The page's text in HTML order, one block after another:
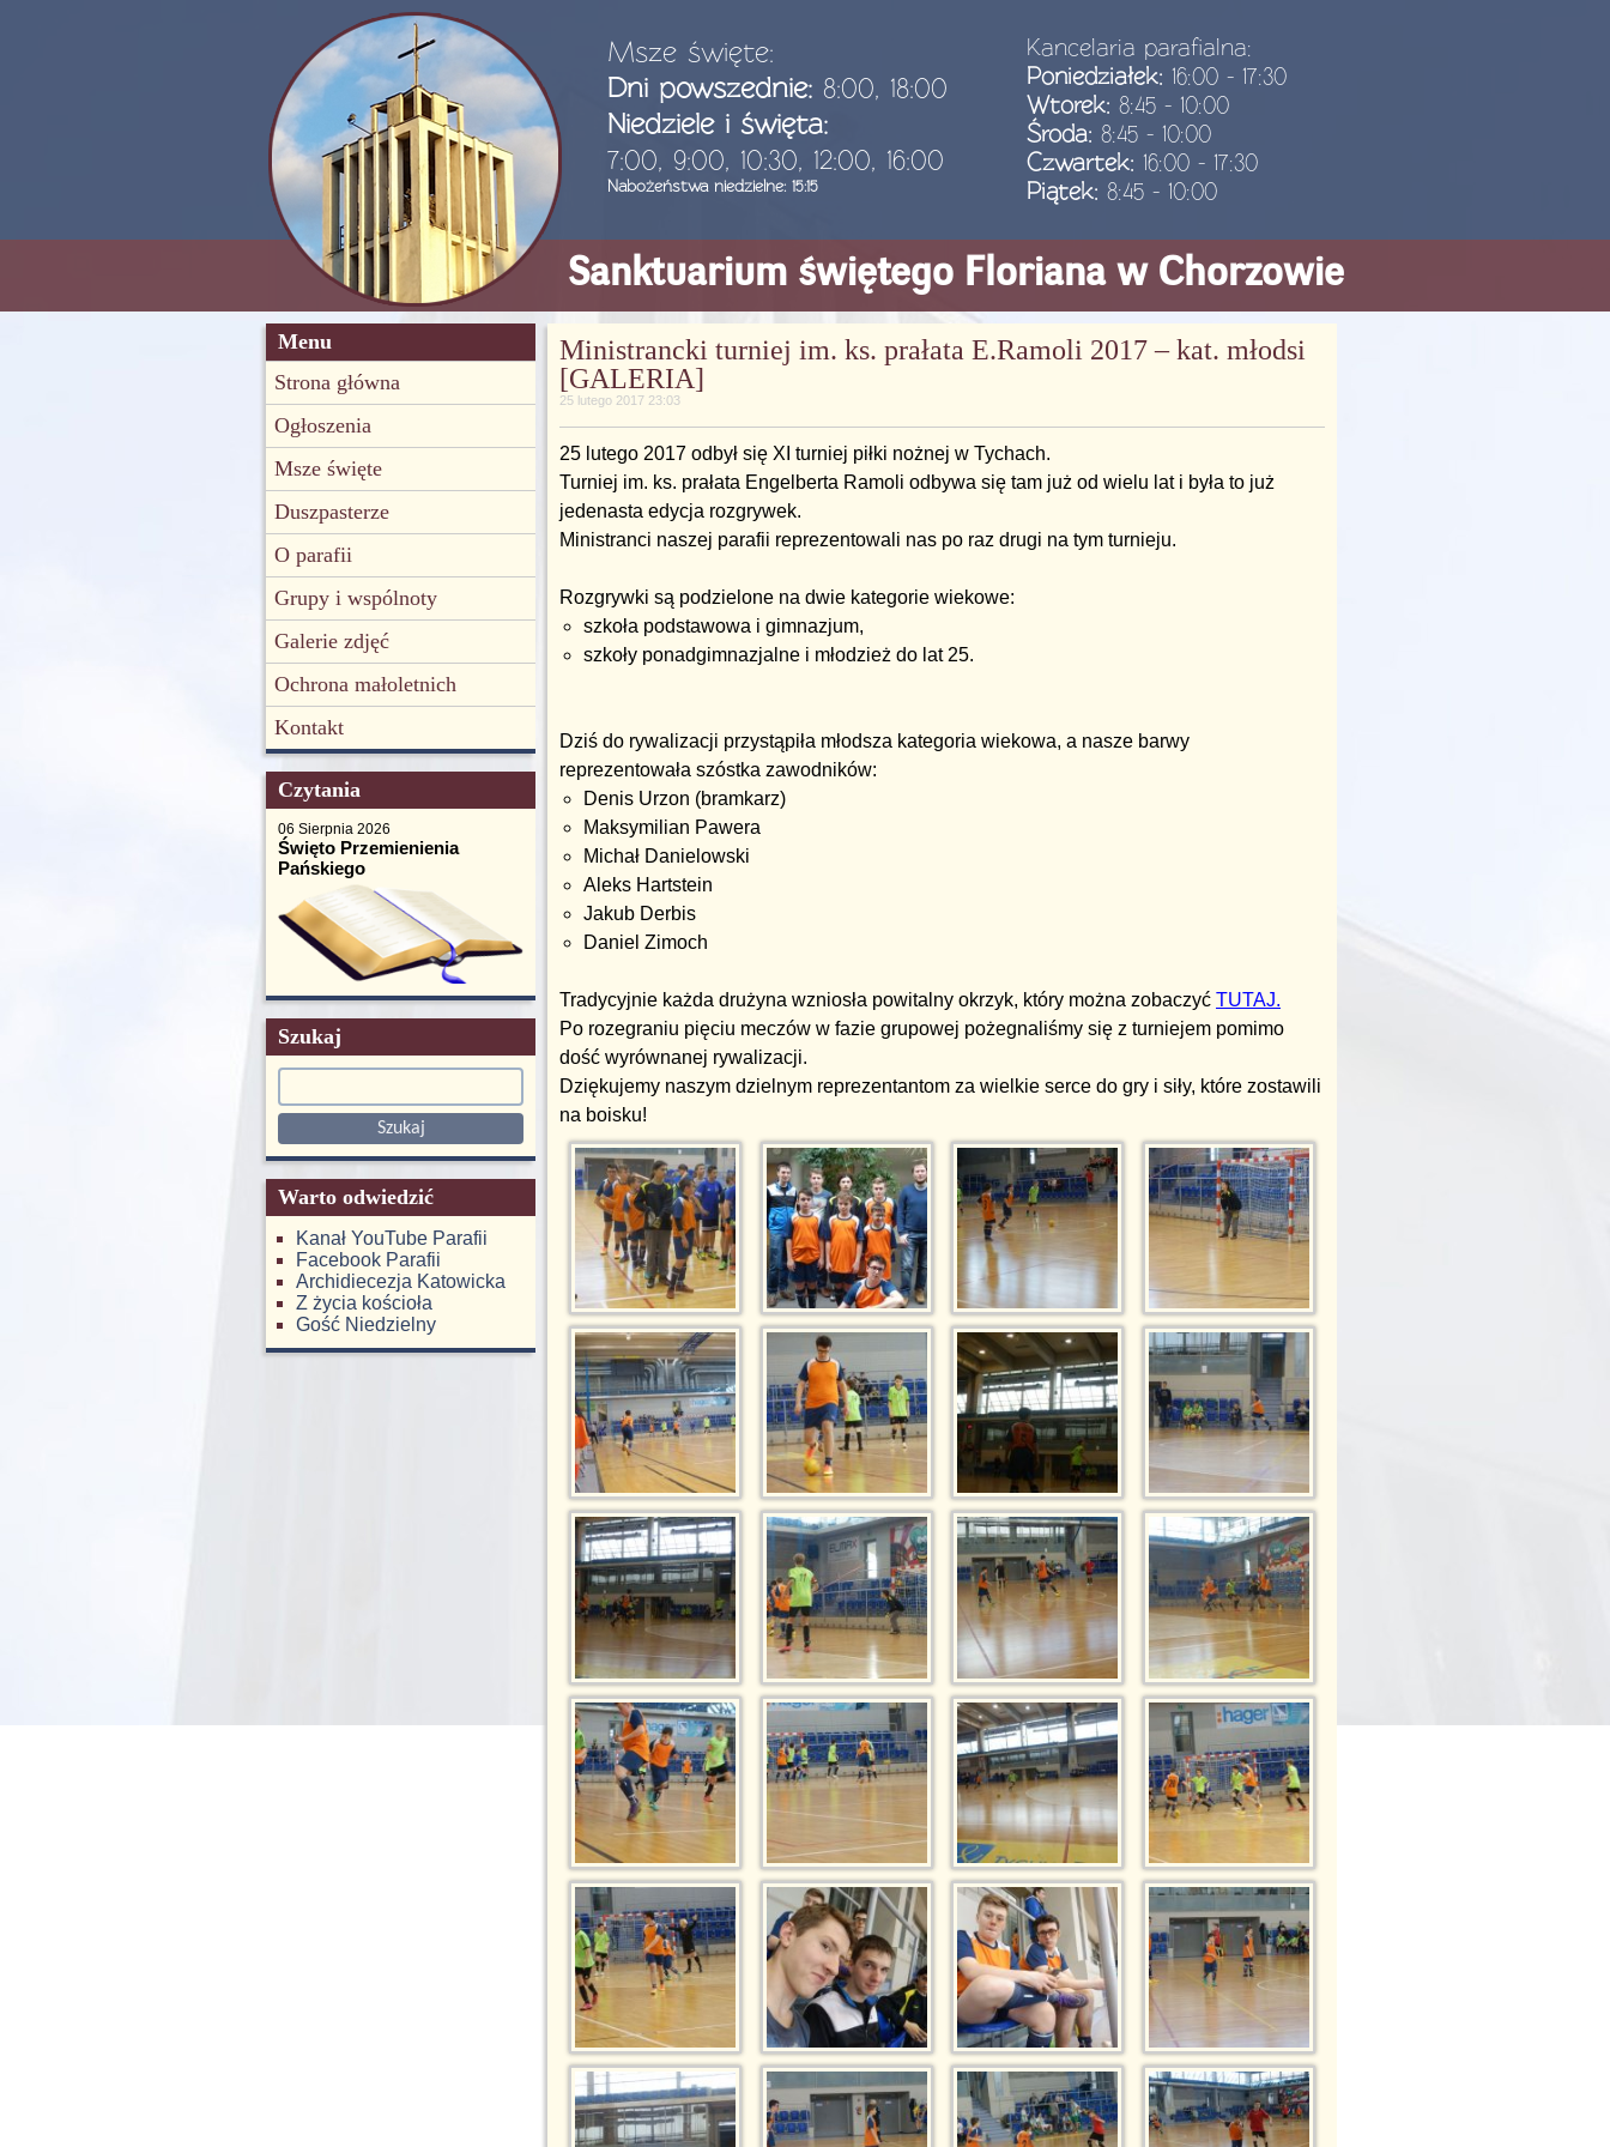
Msze święte:
Dni powszednie: 8:00, 18:00
Niedziele i święta:
7:00, 9:00, 10:30, 12:00, 16:00
Nabożeństwa niedzielne: 15:15
Kancelaria parafialna:
Poniedziałek: 16:00 - 17:30
Wtorek: 8:45 - 10:00
Środa: 8:45 - 10:00
Czwartek: 16:00 - 17:30
Piątek: 8:45 - 10:00
Sanktuarium świętego Floriana w Chorzowie
Menu
Strona główna
Ogłoszenia
Msze święte
Duszpasterze
O parafii
Grupy i wspólnoty
Galerie zdjęć
Ochrona małoletnich
Kontakt
Czytania
06 Sierpnia 2026
Święto Przemienienia
Pańskiego
Szukaj
Warto odwiedzić
Kanał YouTube Parafii
Facebook Parafii
Archidiecezja Katowicka
Z życia kościoła
Gość Niedzielny
Ministrancki turniej im. ks. prałata E.Ramoli 2017 – kat. młodsi
[GALERIA]
25 lutego 2017 23:03
25 lutego 2017 odbył się XI turniej piłki nożnej w Tychach.
Turniej im. ks. prałata Engelberta Ramoli odbywa się tam już od wielu lat i była to już
jedenasta edycja rozgrywek.
Ministranci naszej parafii reprezentowali nas po raz drugi na tym turnieju.
Rozgrywki są podzielone na dwie kategorie wiekowe:
szkoła podstawowa i gimnazjum,
szkoły ponadgimnazjalne i młodzież do lat 25.
Dziś do rywalizacji przystąpiła młodsza kategoria wiekowa, a nasze barwy
reprezentowała szóstka zawodników:
Denis Urzon (bramkarz)
Maksymilian Pawera
Michał Danielowski
Aleks Hartstein
Jakub Derbis
Daniel Zimoch
Tradycyjnie każda drużyna wzniosła powitalny okrzyk, który można zobaczyć TUTAJ.
Po rozegraniu pięciu meczów w fazie grupowej pożegnaliśmy się z turniejem pomimo
dość wyrównanej rywalizacji.
Dziękujemy naszym dzielnym reprezentantom za wielkie serce do gry i siły, które zostawili
na boisku!